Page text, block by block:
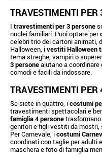
TRAVESTIMENTI PER
I travestimenti per 3 persone
nuclei familiari. Puoi optare per
celebri trio dei cartoni animati,
Halloween, ivestiti Halloween
tema streghe, vampiri o
3 personeaiutano a
comodi e facili da indossare.
TRAVESTIMENTI PER
Se siete in quattro, icostumi
travestimenti spettacolari e
famiglia 4 persone
genitori e figli vestiti da
Per Carnevale, icostumi
coordinati con taglie per adulti
maschera e foto di famiglia